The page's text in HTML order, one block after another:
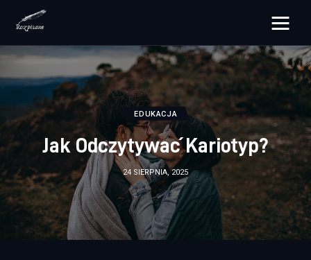
rozpisane.pl
Lifestyle
Zdrowie
Uroda
Dom i ogród
Więcej
EDUKACJA
Jak Odczytywać Kariotyp?
24 SIERPNIA, 2025